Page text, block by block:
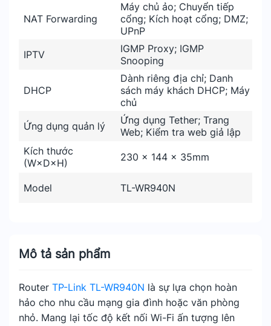
Mô tả sản phẩm
Router TP-Link TL-WR940N là sự lựa chọn hoàn
hảo cho nhu cầu mạng gia đình hoặc văn phòng
nhỏ. Mang lại tốc độ kết nối Wi-Fi ấn tượng lên
NAT Forwarding
Máy chủ ảo; Chuyển tiếp
cổng; Kích hoạt cổng; DMZ;
UPnP
IPTV
IGMP Proxy; IGMP
Snooping
DHCP
Dành riêng địa chỉ; Danh
sách máy khách DHCP; Máy
chủ
Ứng dụng quản lý
Ứng dụng Tether; Trang
Web; Kiểm tra web giả lập
Kích thước
(W×D×H)
230 × 144 × 35mm
Model TL-WR940N